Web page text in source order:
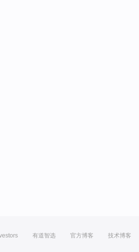
有道智选 官方博客 技术博客